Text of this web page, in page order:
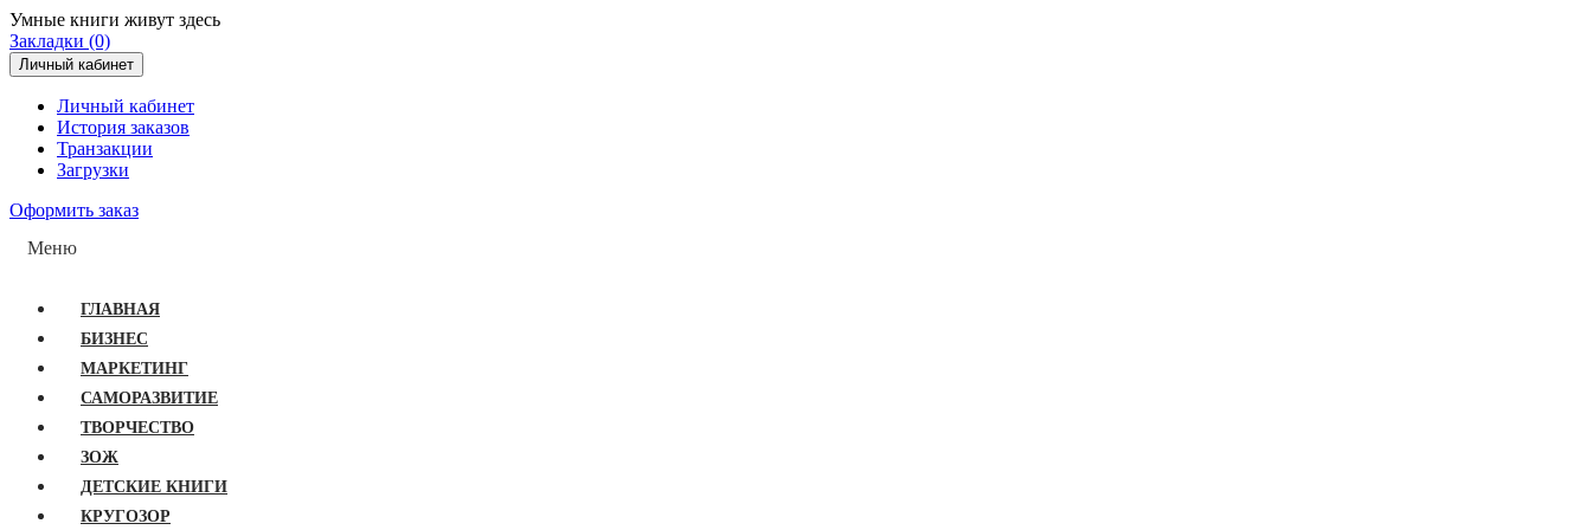
Умные книги живут здесь
Закладки (0)
Личный кабинет
Личный кабинет
История заказов
Транзакции
Загрузки
Оформить заказ
Меню
ГЛАВНАЯ
БИЗНЕС
МАРКЕТИНГ
САМОРАЗВИТИЕ
ТВОРЧЕСТВО
ЗОЖ
ДЕТСКИЕ КНИГИ
КРУГОЗОР